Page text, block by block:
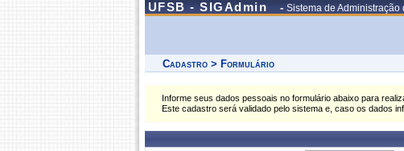
UFSB - SIGAdmin - Sistema de Administração
Cadastro > Formulário
Informe seus dados pessoais no formulário abaixo para
Este cadastro será validado pelo sistema e, caso os dados